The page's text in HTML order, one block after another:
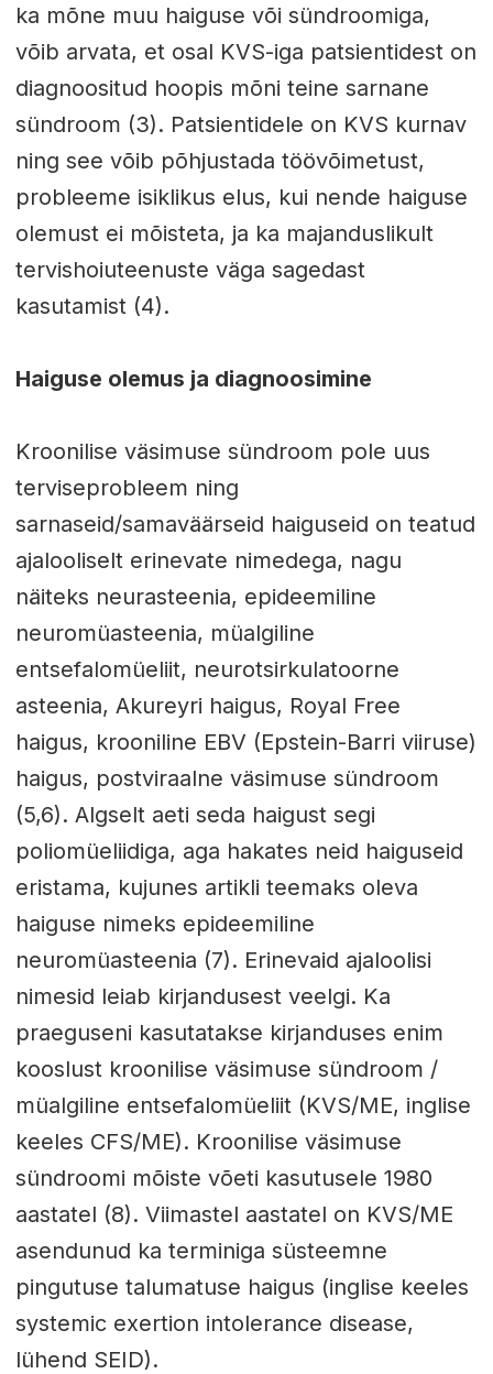
ka mõne muu haiguse või sündroomiga,
võib arvata, et osal KVS-iga patsientidest on
diagnoositud hoopis mõni teine sarnane
sündroom (3). Patsientidele on KVS kurnav
ning see võib põhjustada töövõimetust,
probleeme isiklikus elus, kui nende haiguse
olemust ei mõisteta, ja ka majanduslikult
tervishoiuteenuste väga sagedast
kasutamist (4).
Haiguse olemus ja diagnoosimine
Kroonilise väsimuse sündroom pole uus
terviseprobleem ning
sarnaseid/samaväärseid haiguseid on teatud
ajalooliselt erinevate nimedega, nagu
näiteks neurasteenia, epideemiline
neuromüasteenia, müalgiline
entsefalomüeliit, neurotsirkulatoorne
asteenia, Akureyri haigus, Royal Free
haigus, krooniline EBV (Epstein-Barri viiruse)
haigus, postviraalne väsimuse sündroom
(5,6). Algselt aeti seda haigust segi
poliomüeliidiga, aga hakates neid haiguseid
eristama, kujunes artikli teemaks oleva
haiguse nimeks epideemiline
neuromüasteenia (7). Erinevaid ajaloolisi
nimesid leiab kirjandusest veelgi. Ka
praeguseni kasutatakse kirjanduses enim
kooslust kroonilise väsimuse sündroom /
müalgiline entsefalomüeliit (KVS/ME, inglise
keeles CFS/ME). Kroonilise väsimuse
sündroomi mõiste võeti kasutusele 1980
aastatel (8). Viimastel aastatel on KVS/ME
asendunud ka terminiga süsteemne
pingutuse talumatuse haigus (inglise keeles
systemic exertion intolerance disease,
lühend SEID).